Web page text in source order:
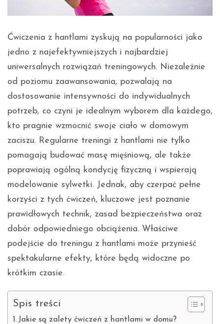
Ćwiczenia z hantlami zyskują na popularności jako
jedno z najefektywniejszych i najbardziej
uniwersalnych rozwiązań treningowych. Niezależnie
od poziomu zaawansowania, pozwalają na
dostosowanie intensywności do indywidualnych
potrzeb, co czyni je idealnym wyborem dla każdego,
kto pragnie wzmocnić swoje ciało w domowym
zaciszu. Regularne treningi z hantlami nie tylko
pomagają budować masę mięśniową, ale także
poprawiają ogólną kondycję fizyczną i wspierają
modelowanie sylwetki. Jednak, aby czerpać pełne
korzyści z tych ćwiczeń, kluczowe jest poznanie
prawidłowych technik, zasad bezpieczeństwa oraz
dobór odpowiedniego obciążenia. Właściwe
podejście do treningu z hantlami może przynieść
spektakularne efekty, które będą widoczne po
krótkim czasie.
Spis treści
Jakie są zalety ćwiczeń z hantlami w domu?